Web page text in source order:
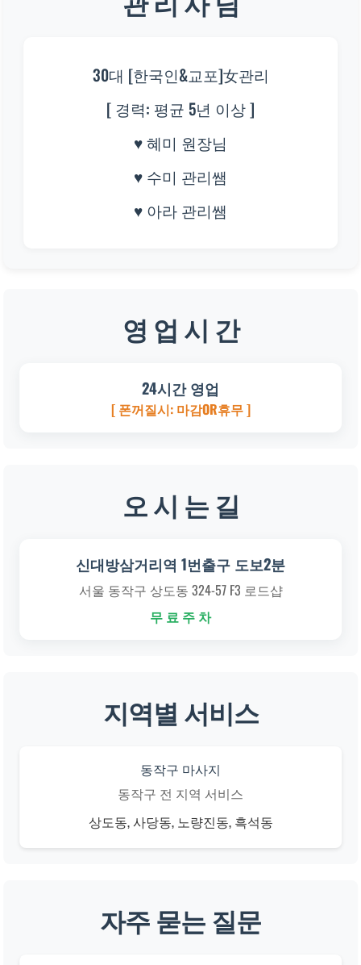
30대 [한국인&교포]女관리
[ 경력: 평균 5년 이상 ]
♥ 혜미 원장님
♥ 수미 관리쌤
♥ 아라 관리쌤
영 업 시 간
24시간 영업
[ 폰꺼질시: 마감OR휴무 ]
오 시 는 길
신대방삼거리역 1번출구 도보2분
서울 동작구 상도동 324-57 F3 로드샵
무 료 주 차
지역별 서비스
동작구 마사지
동작구 전 지역 서비스
상도동, 사당동, 노량진동, 흑석동
자주 묻는 질문